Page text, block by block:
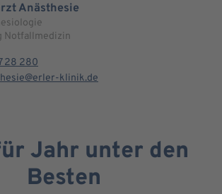
Anästhesie
Notfallmedizin
28 280
klinik.de
Jahr unter den
Besten